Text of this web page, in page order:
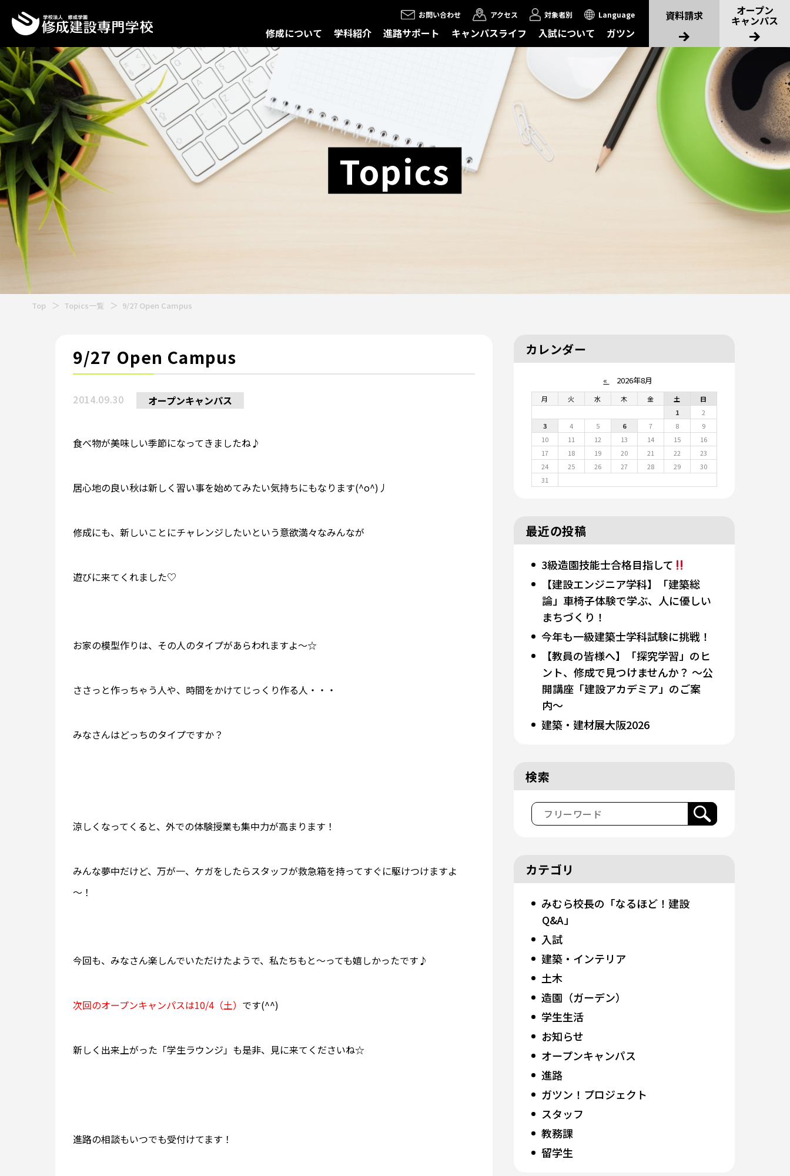
お問い合わせ アクセス 対象者別 Language
修成について 学科紹介 進路サポート キャンパスライフ 入試について ガツン
資料請求 オープン
キャンパス
Topics
Top Topics一覧 9/27 Open Campus
9/27 Open Campus
2014.09.30 オープンキャンパス
食べ物が美味しい季節になってきましたね♪
居心地の良い秋は新しく習い事を始めてみたい気持ちにもなります(^o^)丿
修成にも、新しいことにチャレンジしたいという意欲満々なみんなが
遊びに来てくれました♡
お家の模型作りは、その人のタイプがあらわれますよ～☆
ささっと作っちゃう人や、時間をかけてじっくり作る人・・・
みなさんはどっちのタイプですか？
涼しくなってくると、外での体験授業も集中力が高まります！
みんな夢中だけど、万が一、ケガをしたらスタッフが救急箱を持ってすぐに駆けつけますよ
～！
今回も、みなさん楽しんでいただけたようで、私たちもと～っても嬉しかったです♪
次回のオープンキャンパスは10/4（土） です(^^)
新しく出来上がった「学生ラウンジ」も是非、見に来てくださいね☆
進路の相談もいつでも受付けてます！
カレンダー
« 2026年8月
月 火 水 木 金 土
日
1
2
3
4 5 6 7 8
9
10
11 12 13 14 15
16
17
18 19 20 21 22
23
24
25 26 27 28 29
30
31
最近の投稿
3級造園技能士合格目指して
【建設エンジニア学科】「建築総
論」車椅子体験で学ぶ、人に優しい
まちづくり！
今年も一級建築士学科試験に挑戦！
【教員の皆様へ】「探究学習」のヒ
ント、修成で見つけませんか？ 〜公
開講座「建設アカデミア」のご案
内〜
建築・建材展大阪2026
検索
カテゴリ
みむら校長の「なるほど！建設
Q&A」
入試
建築・インテリア
土木
造園（ガーデン）
学生生活
お知らせ
オープンキャンパス
進路
ガツン！プロジェクト
スタッフ
教務課
留学生